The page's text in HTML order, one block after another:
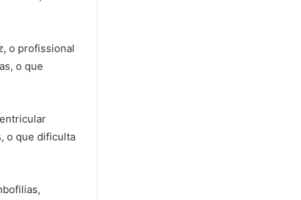
o profissional
o que
o que dificulta